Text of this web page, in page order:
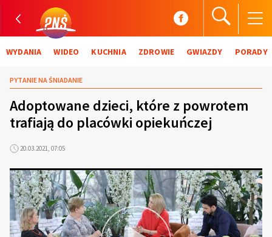
WYDANIA WIDEO KUCHNIA ZDROWIE GWIAZDY PORADY
PYTANIE NA ŚNIADANIE
Adoptowane dzieci, które z powrotem
trafiają do placówki opiekuńczej
20.03.2021, 07:05